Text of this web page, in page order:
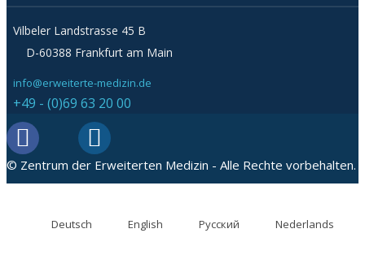
Vilbeler Landstrasse 45 B
D-60388 Frankfurt am Main
info@erweiterte-medizin.de
+49 - (0)69 63 20 00
© Zentrum der Erweiterten Medizin - Alle Rechte vorbehalten.
Deutsch English Русский Nederlands